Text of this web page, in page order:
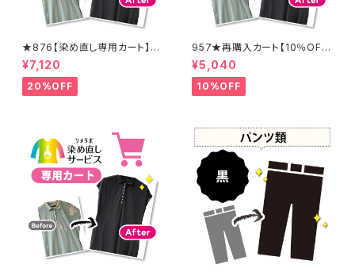
★876【染め直し専用カート】8
900円
¥7,120
20%OFF
957★再購入カート【10％OF
F】
¥5,040
10%OFF